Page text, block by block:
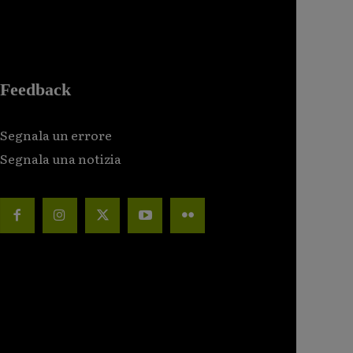
Feedback
Segnala un errore
Segnala una notizia